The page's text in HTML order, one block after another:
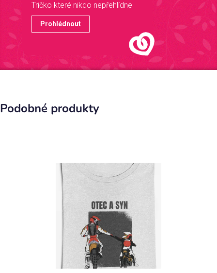
Tričko které nikdo nepřehlídne
Prohlédnout
Podobné produkty